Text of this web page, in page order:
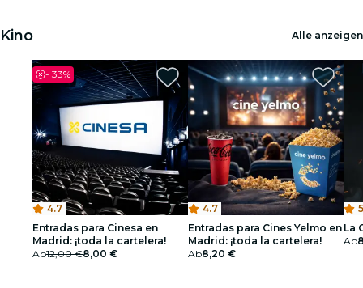
Kino Alle anzeigen
- 33%
4.7
Entradas para Cinesa en
Madrid: ¡toda la cartelera!
Ab12,00 €8,00 €
4.7
Entradas para Cines Yelmo en
Madrid: ¡toda la cartelera!
Ab8,20 €
La
Ab